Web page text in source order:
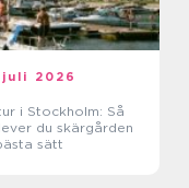
juli 2026
i Stockholm: Så
du skärgården
sätt